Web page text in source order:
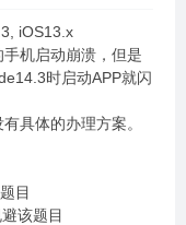
iOS13.x
机启动崩溃，但是
时启动APP就闪
具体的办理方案。
目
该题目